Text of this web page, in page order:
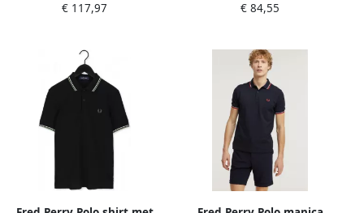
Heren
€ 117,97
White Heren
€ 84,55